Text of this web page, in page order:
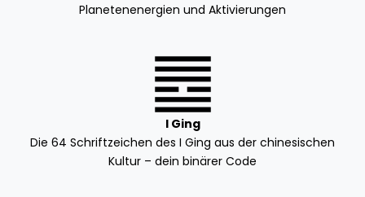
Planetenenergien und Aktivierungen
I Ging
Die 64 Schriftzeichen des I Ging aus der chinesischen
Kultur – dein binärer Code